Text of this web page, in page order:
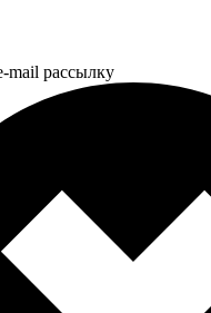
mail рассылку